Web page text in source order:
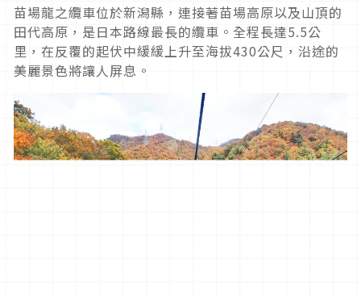
苗場龍之纜車位於新潟縣，連接著苗場高原以及山頂的
田代高原，是日本路線最長的纜車。全程長達5.5公
里，在反覆的起伏中緩緩上升至海拔430公尺，沿途的
美麗景色將讓人屏息。